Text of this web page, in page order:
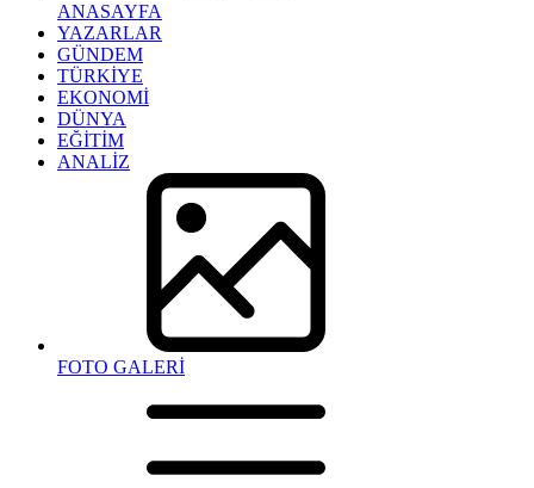
ANASAYFA
YAZARLAR
GÜNDEM
TÜRKİYE
EKONOMİ
DÜNYA
EĞİTİM
ANALİZ
FOTO GALERİ